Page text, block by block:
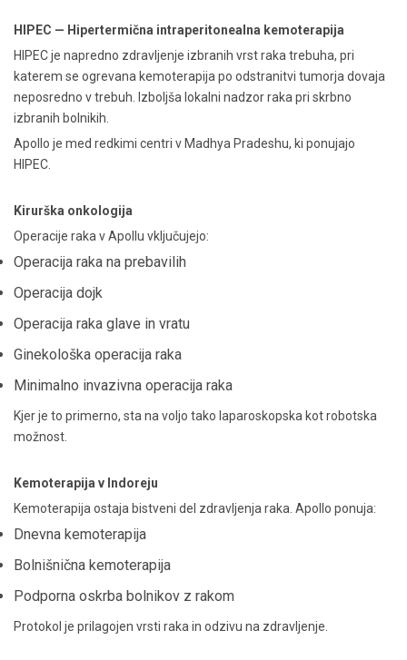
HIPEC — Hipertermična intraperitonealna kemoterapija
HIPEC je napredno zdravljenje izbranih vrst raka trebuha, pri
katerem se ogrevana kemoterapija po odstranitvi tumorja dovaja
neposredno v trebuh. Izboljša lokalni nadzor raka pri skrbno
izbranih bolnikih.
Apollo je med redkimi centri v Madhya Pradeshu, ki ponujajo
HIPEC.
Kirurška onkologija
Operacije raka v Apollu vključujejo:
Operacija raka na prebavilih
Operacija dojk
Operacija raka glave in vratu
Ginekološka operacija raka
Minimalno invazivna operacija raka
Kjer je to primerno, sta na voljo tako laparoskopska kot robotska
možnost.
Kemoterapija v Indoreju
Kemoterapija ostaja bistveni del zdravljenja raka. Apollo ponuja:
Dnevna kemoterapija
Bolnišnična kemoterapija
Podporna oskrba bolnikov z rakom
Protokol je prilagojen vrsti raka in odzivu na zdravljenje.